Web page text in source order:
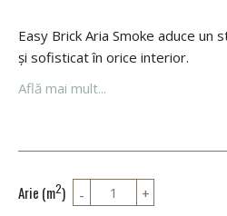
Easy Brick Aria Smoke aduce un
și sofisticat în orice interior.
Află mai mult...
Arie (m2)